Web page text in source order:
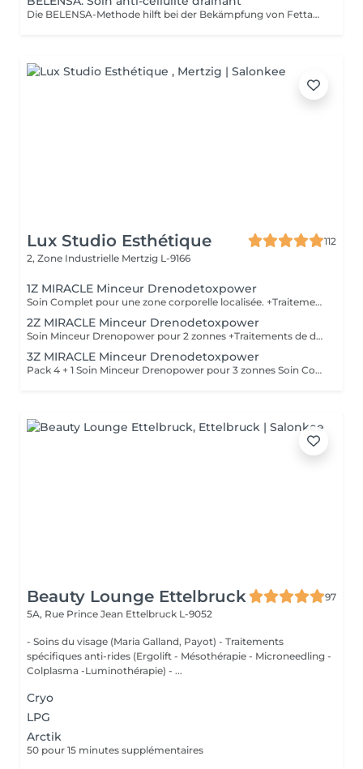
Die BELENSA-Methode hilft bei der Bekämpfung von Fettablagerungen, insbesondere im Bauch-, Oberschenkel- und Hüftbereich, und glättet das Erscheinungsbild der Orangenhaut. Das beste Ergebnis wird bei der Behandlung erzielt (1-2 x pro Woche für 2-3 Wochen, dann 1 x pro Woche -> INSGESAMT 10 Sitzungen) und dann 1-2 x pro Monat zur Erhaltung.
Lux Studio Esthétique
112
2, Zone Industrielle Mertzig L-9166
1Z MIRACLE Minceur Drenodetoxpower
Soin Complet pour une zone corporelle localisée. +Traitements de drainage des liquides emprisonnés et amélioration de la circulation, +Détruit les cellules graisseuses et/ou la cellulite. +Traitements pour brûler et éliminer les toxines et les graisses, désintoxication. +Réduit le poids et les mensurations. + Raffermissement de la peau et des muscles de la zone traitée. COMPREND 1 ZONE CORPORELLE 5 techniques personalisee
2Z MIRACLE Minceur Drenodetoxpower
Soin Minceur Drenopower pour 2 zonnes +Traitements de drainage des liquides emprisonnés et amélioration de la circulation, +Détruit les cellules graisseuses et/ou la cellulite. +Traitements pour brûler et éliminer les toxines et les graisses, désintoxication. +Réduit le poids, les mensuration et modelage du corps + Raffermissement de la peau et des muscles de la zone traitée. COMPREND 2 ZONE CORPORELLE 5 techniques indication 1 x par semana
3Z MIRACLE Minceur Drenodetoxpower
Pack 4 + 1 Soin Minceur Drenopower pour 3 zonnes Soin Complet pour une zone corporelle localisée. +Traitements de drainage des liquides emprisonnés et amélioration de la circulation, +Détruit les cellules graisseuses et/ou la cellulite. +Traitements pour brûler et éliminer les toxines et les graisses, désintoxication. +Réduit le poids, les mensuration et modelage du corps + Raffermissement de la peau et des muscles de la zone traitée. COMPREND 3 ZONE CORPORELLE 5 techniques indication 1 x par semana
Beauty Lounge Ettelbruck
97
5A, Rue Prince Jean Ettelbruck L-9052
- Soins du visage (Maria Galland, Payot) - Traitements
spécifiques anti-rides (Ergolift - Mésothérapie - Microneedling -
Colplasma -Luminothérapie) - ...
Cryo
LPG
Arctik
50 pour 15 minutes supplémentaires